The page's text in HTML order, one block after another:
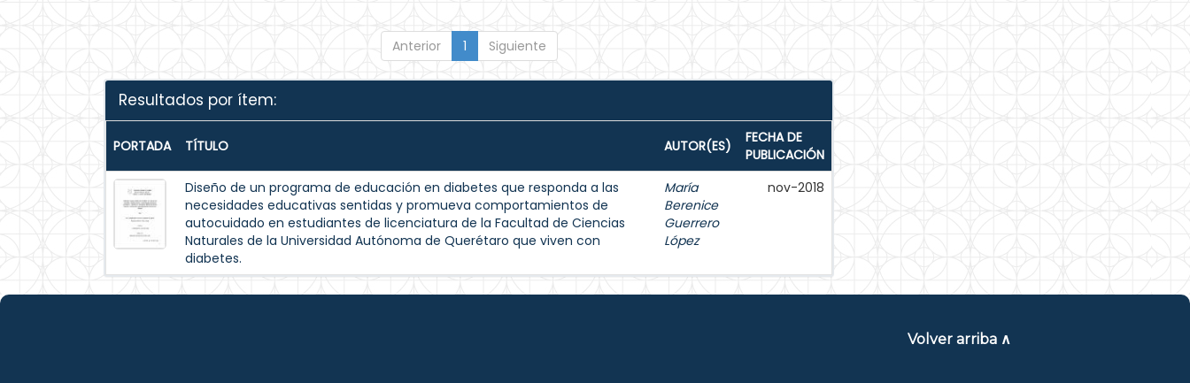
Anterior 1 Siguiente
Resultados por ítem:
PORTADA TÍTULO AUTOR(ES)
FECHA DE
PUBLICACIÓN
Diseño de un programa de educación en diabetes que responda a las
necesidades educativas sentidas y promueva comportamientos de
autocuidado en estudiantes de licenciatura de la Facultad de Ciencias
Naturales de la Universidad Autónoma de Querétaro que viven con
diabetes.
María
Berenice
Guerrero
López
nov-2018
Volver arriba ∧